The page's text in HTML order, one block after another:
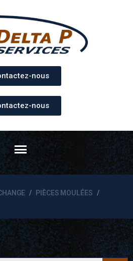
nous
nous
PIÈCES MOULÉES